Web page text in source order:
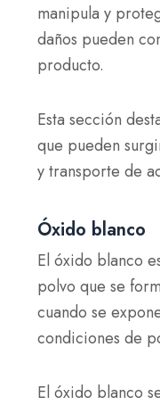
manipula y
daños pueden
producto.
Esta sección
que pueden
y transporte de
Óxido blanco
El óxido blanco
polvo que se
cuando se
condiciones de
El óxido blanco